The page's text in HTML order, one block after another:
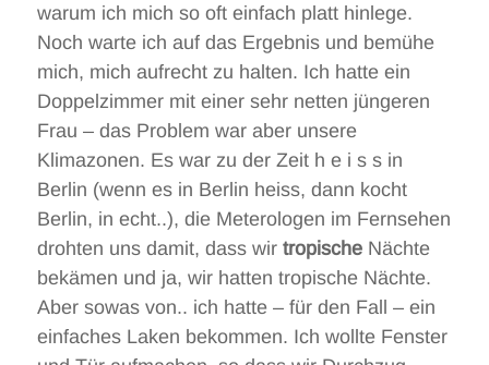
warum ich mich so oft einfach platt hinlege.
Noch warte ich auf das Ergebnis und bemühe
mich, mich aufrecht zu halten. Ich hatte ein
Doppelzimmer mit einer sehr netten jüngeren
Frau – das Problem war aber unsere
Klimazonen. Es war zu der Zeit h e i s s in
Berlin (wenn es in Berlin heiss, dann kocht
Berlin, in echt..), die Meterologen im Fernsehen
drohten uns damit, dass wir tropische Nächte
bekämen und ja, wir hatten tropische Nächte.
Aber sowas von.. ich hatte – für den Fall – ein
einfaches Laken bekommen. Ich wollte Fenster